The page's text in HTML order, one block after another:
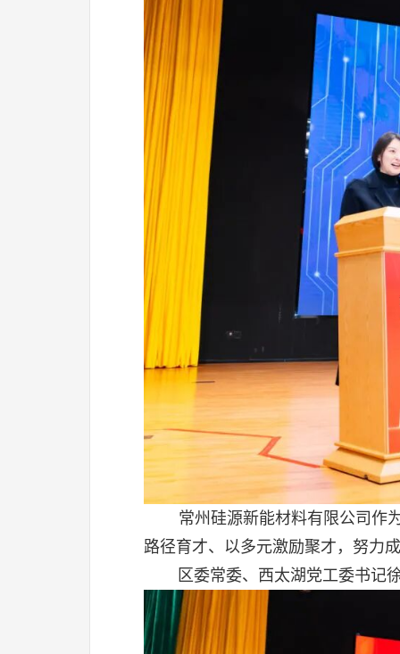
常州硅源新能材料有限公司作
路径育才、以多元激励聚才，努力
区委常委、西太湖党工委书记